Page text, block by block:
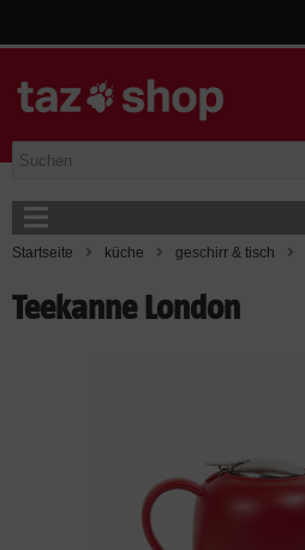
Startseite küche geschirr & tisch
Teekanne London